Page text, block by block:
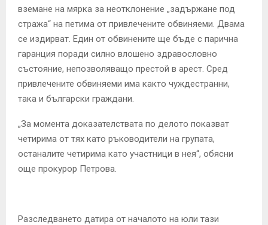
вземане на мярка за неотклонение „задържане под
стража“ на петима от привлечените обвиняеми. Двама
се издирват. Един от обвинените ще бъде с парична
гаранция поради силно влошено здравословно
състояние, непозволяващо престой в арест. Сред
привлечените обвиняеми има както чуждестранни,
така и български граждани.
„За момента доказателствата по делото показват
четирима от тях като ръководители на групата,
останалите четирима като участници в нея“, обясни
още прокурор Петрова.
Разследването датира от началото на юли тази